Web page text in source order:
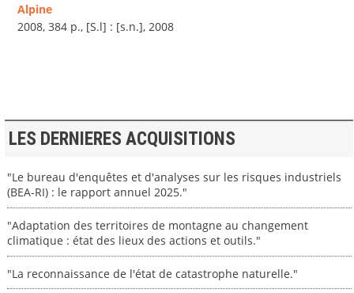
Alpine
2008, 384 p., [S.l] : [s.n.], 2008
LES DERNIERES ACQUISITIONS
"Le bureau d'enquêtes et d'analyses sur les risques industriels
(BEA-RI) : le rapport annuel 2025."
"Adaptation des territoires de montagne au changement
climatique : état des lieux des actions et outils."
"La reconnaissance de l'état de catastrophe naturelle."